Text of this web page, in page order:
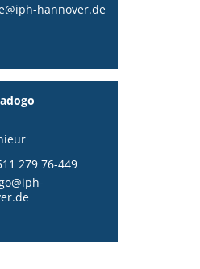
hannover.de
279 76-449